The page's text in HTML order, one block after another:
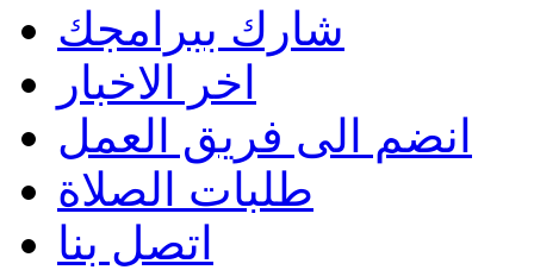
شارك ببرامجك
اخر الاخبار
انضم الى فريق العمل
طلبات الصلاة
اتصل بنا